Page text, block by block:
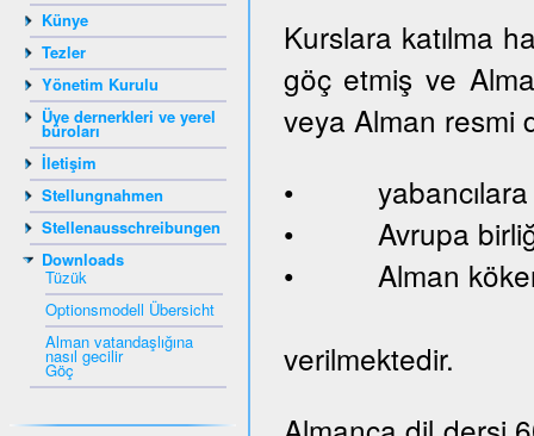
Künye
Tezler
Yönetim Kurulu
Üye dernerkleri ve yerel
büroları
İletişim
Stellungnahmen
Stellenausschreibungen
Downloads
Tüzük
Optionsmodell Übersicht
Alman vatandaşlığına
nasıl gecilir
Göç
Kurslara katılma
göç etmiş ve
veya Alman resmi
• yabancılara
• Avrupa birliği
• Alman
verilmektedir.